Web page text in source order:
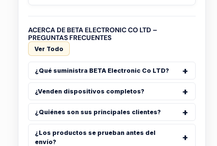
ACERCA DE BETA ELECTRONIC CO LTD –
PREGUNTAS FRECUENTES
Ver Todo
¿Qué suministra BETA Electronic Co LTD?
¿Venden dispositivos completos?
¿Quiénes son sus principales clientes?
¿Los productos se prueban antes del
envío?